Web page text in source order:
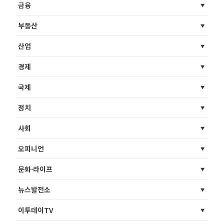
금융
부동산
산업
경제
국제
정치
사회
오피니언
문화·라이프
뉴스발전소
이투데이TV